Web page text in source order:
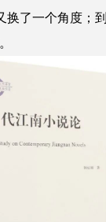
换了一个角度；